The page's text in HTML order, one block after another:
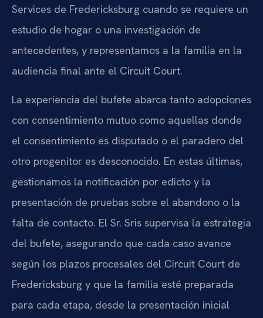
Services de Fredericksburg cuando se requiere un
estudio de hogar o una investigación de
antecedentes, y representamos a la familia en la
audiencia final ante el Circuit Court.
La experiencia del bufete abarca tanto adopciones
con consentimiento mutuo como aquellas donde
el consentimiento es disputado o el paradero del
otro progenitor es desconocido. En estas últimas,
gestionamos la notificación por edicto y la
presentación de pruebas sobre el abandono o la
falta de contacto. El Sr. Sris supervisa la estrategia
del bufete, asegurando que cada caso avance
según los plazos procesales del Circuit Court de
Fredericksburg y que la familia esté preparada
para cada etapa, desde la presentación inicial